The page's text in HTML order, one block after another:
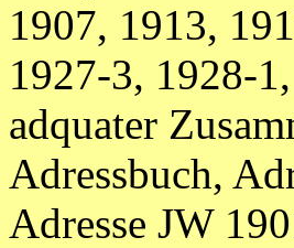
1907, 1913,
1927-3, 1928-
adquater
Adressbuch,
Adresse JW